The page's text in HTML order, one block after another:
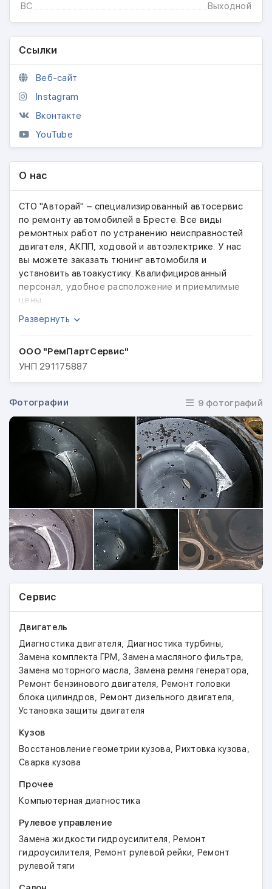
ВС
Выходной
Ссылки
Веб-сайт
Instagram
Вконтакте
YouTube
О нас
СТО "Авторай" – специализированный автосервис
по ремонту автомобилей в Бресте. Все виды
ремонтных работ по устранению неисправностей
двигателя, АКПП, ходовой и автоэлектрике. У нас
вы можете заказать тюнинг автомобиля и
установить автоакустику. Квалифицированный
персонал, удобное расположение и приемлимые
цены.
Развернуть
ООО "РемПартСервис"
УНП291175887
Фотографии 9 фотографий
Сервис
Двигатель
Диагностика двигателя, Диагностика турбины,
Замена комплекта ГРМ ,Замена масляного фильтра,
Замена моторного масла, Замена ремня генератора,
Ремонт бензинового двигателя, Ремонт головки
блока цилиндров, Ремонт дизельного двигателя,
Установка защиты двигателя
Кузов
Восстановление геометрии кузова,Рихтовка кузова,
Сварка кузова
Прочее
Компьютерная диагностика
Рулевое управление
Замена жидкости гидроусилителя,Ремонт
гидроусилителя, Ремонт рулевой рейки, Ремонт
рулевой тяги